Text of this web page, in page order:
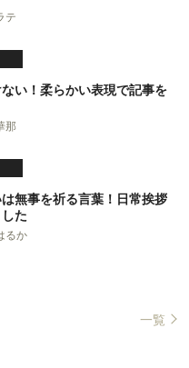
テ
い！柔らかい表現で記事を
那
無事を祈る言葉！日常挨拶
た
るか
一覧